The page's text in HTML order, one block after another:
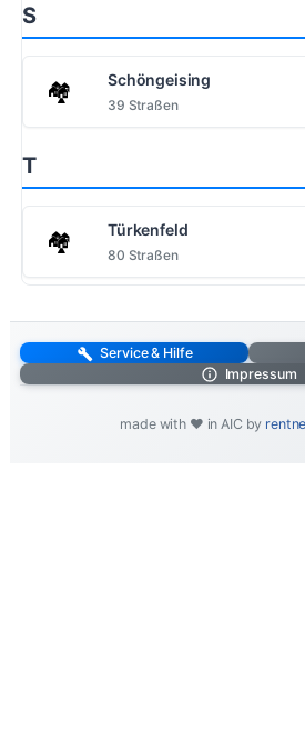
S
🏘️ Schöngeising
39 Straßen
T
🏘️ Türkenfeld
80 Straßen
Service & Hilfe
Impressum
made with ❤️ in AIC by